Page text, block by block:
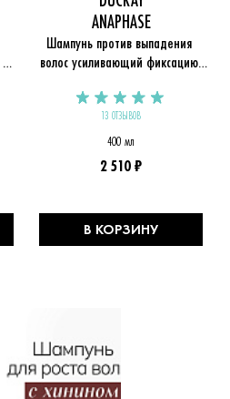
ANAPHASE
Шампунь против выпадения
волос усиливающий фиксацию
13 ОТЗЫВОВ
400 мл
2 510 ₽
В КОРЗИНУ